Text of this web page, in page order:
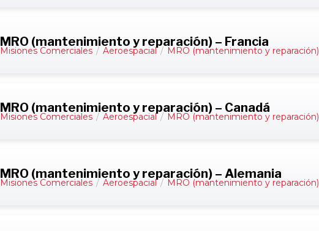
MRO (mantenimiento y reparación) – Francia
Misiones Comerciales / Aeroespacial / MRO (mantenimiento y reparación)
MRO (mantenimiento y reparación) – Canadá
Misiones Comerciales / Aeroespacial / MRO (mantenimiento y reparación)
MRO (mantenimiento y reparación) – Alemania
Misiones Comerciales / Aeroespacial / MRO (mantenimiento y reparación)